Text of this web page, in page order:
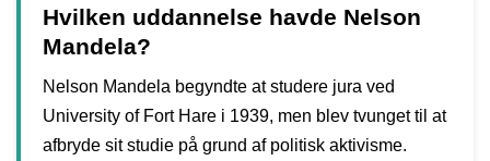
Hvilken uddannelse havde Nelson
Mandela?
Nelson Mandela begyndte at studere jura ved
University of Fort Hare i 1939, men blev tvunget til at
afbryde sit studie på grund af politisk aktivisme.